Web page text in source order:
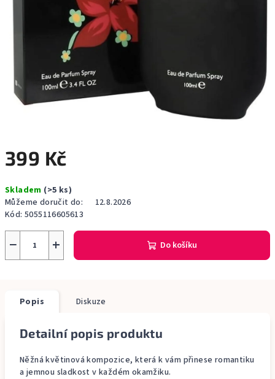
399 Kč
cena:
Skladem (>5 ks)
Můžeme doručit do:
12.8.2026
Kód: 5055116605613
+
− Do košíku
Popis Diskuze
Detailní popis produktu
Něžná květinová kompozice, která k vám přinese romantiku
a jemnou sladkost v každém okamžiku.